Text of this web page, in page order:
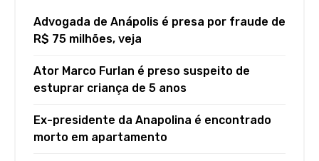
Advogada de Anápolis é presa por fraude de
R$ 75 milhões, veja
Ator Marco Furlan é preso suspeito de
estuprar criança de 5 anos
Ex-presidente da Anapolina é encontrado
morto em apartamento